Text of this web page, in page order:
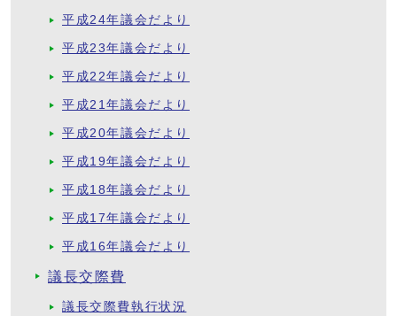
平成24年議会だより
平成23年議会だより
平成22年議会だより
平成21年議会だより
平成20年議会だより
平成19年議会だより
平成18年議会だより
平成17年議会だより
平成16年議会だより
議長交際費
議長交際費執行状況